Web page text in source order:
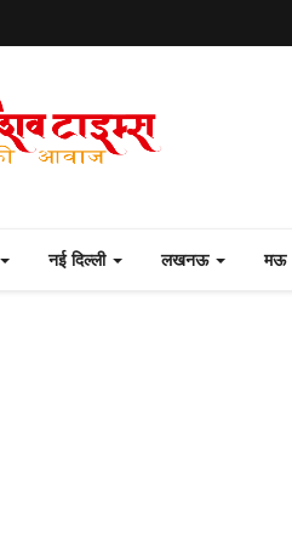
नई दिल्ली लखनऊ मऊ